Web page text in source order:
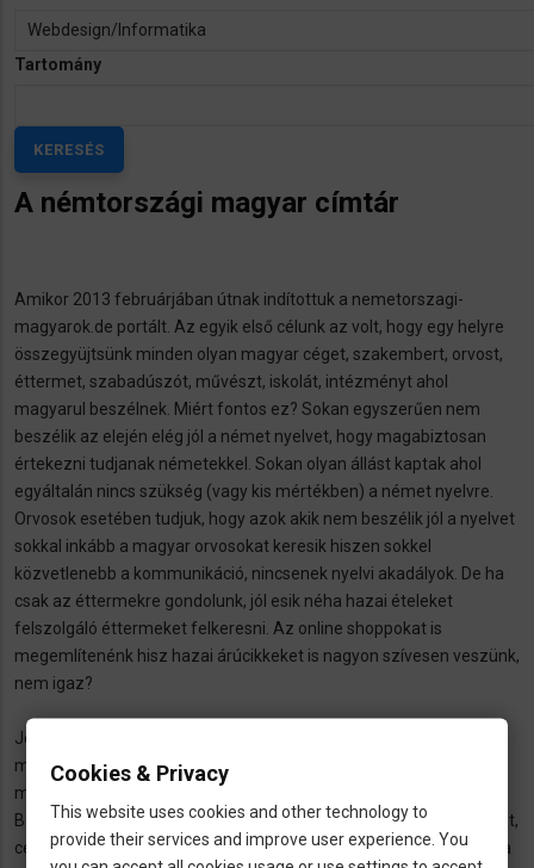
Tartomány
A némtországi magyar címtár
Amikor 2013 februárjában útnak indítottuk a nemetorszagi-
magyarok.de portált. Az egyik első célunk az volt, hogy egy helyre
összegyüjtsünk minden olyan magyar céget, szakembert, orvost,
éttermet, szabadúszót, művészt, iskolát, intézményt ahol
magyarul beszélnek. Miért fontos ez? Sokan egyszerűen nem
beszélik az elején elég jól a német nyelvet, hogy magabiztosan
értekezni tudjanak németekkel. Sokan olyan állást kaptak ahol
egyáltalán nincs szükség (vagy kis mértékben) a német nyelvre.
Orvosok esetében tudjuk, hogy azok akik nem beszélik jól a nyelvet
sokkal inkább a magyar orvosokat keresik hiszen sokkel
közvetlenebb a kommunikáció, nincsenek nyelvi akadályok. De ha
csak az éttermekre gondolunk, jól esik néha hazai ételeket
felszolgáló éttermeket felkeresni. Az online shoppokat is
megemlítenénk hisz hazai árúcikkeket is nagyon szívesen veszünk,
nem igaz?
Jó, ha mindezt egy helyen, struktúrálva és kereshetően
megtalálunk. Így alakult (és folyamatosan bővül) a németországi
magyar címtár.
Bárki bármikor ingyenesen regisztrálhat és beiktahat új bejegyzést,
céget, vállalkozást, orvost vagy intézményt. Mi ezzel szeretnénk a
Cookies & Privacy
This website uses cookies and other technology to
provide their services and improve user experience. You